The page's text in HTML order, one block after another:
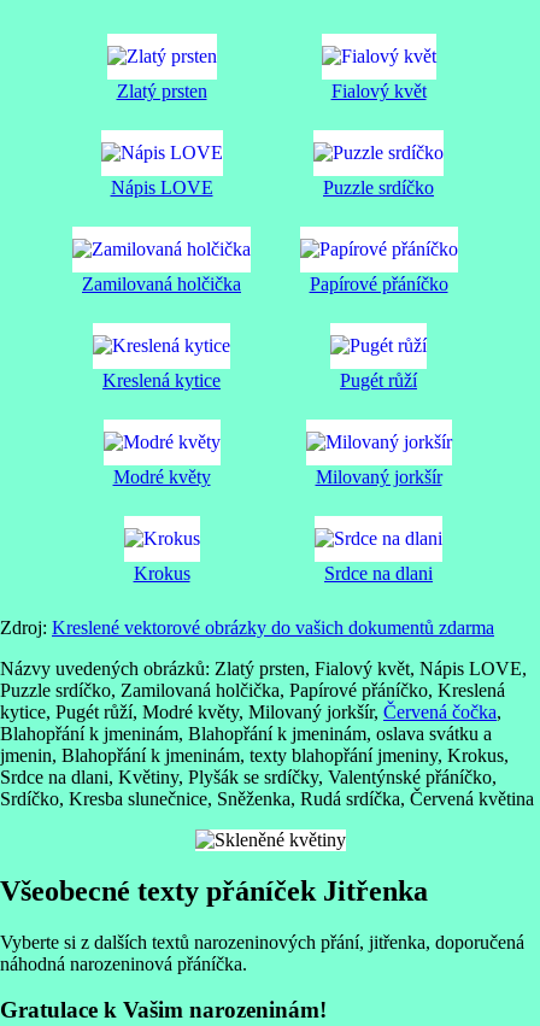
Zlatý prsten Fialový květ
Nápis LOVE Puzzle srdíčko
Zamilovaná holčička Papírové přáníčko
Kreslená kytice Pugét růží
Modré květy Milovaný jorkšír
Krokus Srdce na dlani
Zdroj: Kreslené vektorové obrázky do vašich dokumentů zdarma
Názvy uvedených obrázků: Zlatý prsten, Fialový květ, Nápis LOVE,
Puzzle srdíčko, Zamilovaná holčička, Papírové přáníčko, Kreslená
kytice, Pugét růží, Modré květy, Milovaný jorkšír, Červená čočka,
Blahopřání k jmeninám, Blahopřání k jmeninám, oslava svátku a
jmenin, Blahopřání k jmeninám, texty blahopřání jmeniny, Krokus,
Srdce na dlani, Květiny, Plyšák se srdíčky, Valentýnské přáníčko,
Srdíčko, Kresba slunečnice, Sněženka, Rudá srdíčka, Červená květina
Všeobecné texty přáníček Jitřenka
Vyberte si z dalších textů narozeninových přání, jitřenka, doporučená
náhodná narozeninová přáníčka.
Gratulace k Vašim narozeninám!